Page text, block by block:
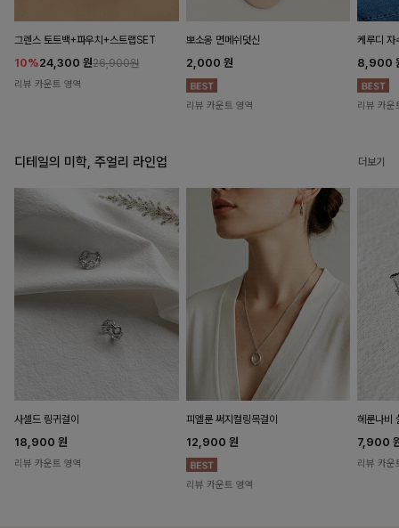
그렌스 토트백+파우치+스트랩SET
10%24,300 원26,900원
리뷰 카운트 영역
뽀소옹 면메쉬덧신
2,000 원
리뷰 카운트 영역
케루디 자
8,900
리뷰 카운
디테일의 미학, 주얼리 라인업 더보기
사셀드 링귀걸이
18,900 원
리뷰 카운트 영역
피엘룬 써지컬링목걸이
12,900 원
리뷰 카운트 영역
헤룬나비
7,900
리뷰 카운